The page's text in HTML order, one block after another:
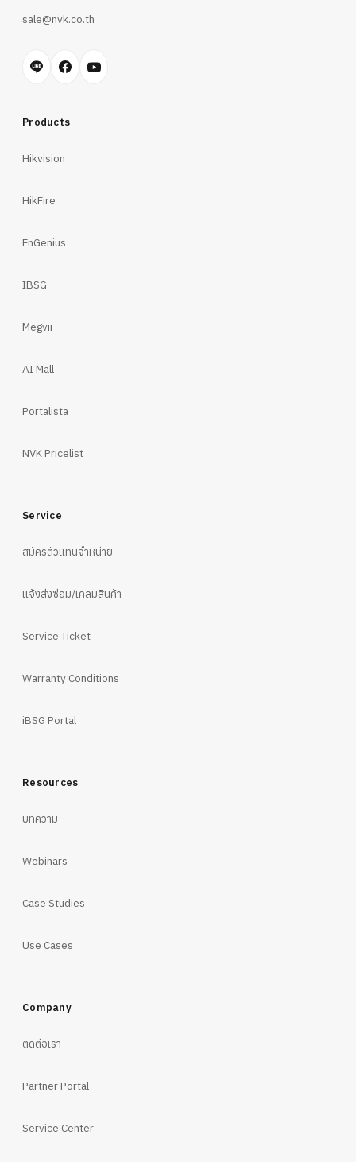
sale@nvk.co.th
Products
Hikvision
HikFire
EnGenius
IBSG
Megvii
AI Mall
Portalista
NVK Pricelist
Service
สมัครตัวแทนจำหน่าย
แจ้งส่งซ่อม/เคลมสินค้า
Service Ticket
Warranty Conditions
iBSG Portal
Resources
บทความ
Webinars
Case Studies
Use Cases
Company
ติดต่อเรา
Partner Portal
Service Center